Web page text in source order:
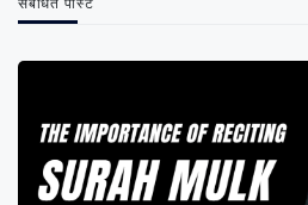
संबंधित पोस्ट